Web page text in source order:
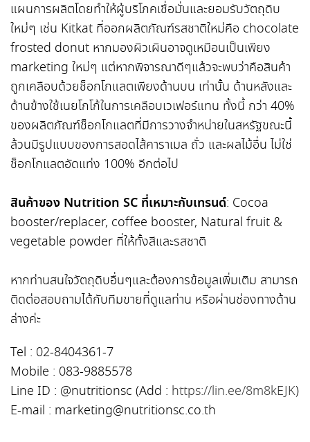
แผนการผลิตโดยทำให้ผู้บริโภคเชื่อมั่นและยอมรับวัตถุดิบ
ใหม่ๆ เช่น Kitkat ที่ออกผลิตภัณฑ์รสชาติใหม่คือ chocolate
frosted donut หากมองผิวเผินอาจดูเหมือนเป็นเพียง
marketing ใหม่ๆ แต่หากพิจารณาดีๆแล้วจะพบว่าคือสินค้า
ถูกเคลือบด้วยช็อกโกแลตเพียงด้านบน เท่านั้น ด้านหลังและ
ด้านข้างใช้เนยโกโก้ในการเคลือบเวเฟอร์แทน ทั้งนี้ กว่า 40%
ของผลิตภัณฑ์ช็อกโกแลตที่มีการวางจำหน่ายในสหรัฐขณะนี้
ล้วนมีรูปแบบของการสอดไส้คาราเมล ถั่ว และผลไม้อื่น ไม่ใช่
ช็อกโกแลตอัดแท่ง 100% อีกต่อไป
สินค้าของ Nutrition SC ที่เหมาะกับเทรนด์: Cocoa
booster/replacer, coffee booster, Natural fruit &
vegetable powder ที่ให้ทั้งสีและรสชาติ
หากท่านสนใจวัตถุดิบอื่นๆและต้องการข้อมูลเพิ่มเติม สามารถ
ติดต่อสอบถามได้กับทีมขายที่ดูแลท่าน หรือผ่านช่องทางด้าน
ล่างค่ะ
Tel : 02-8404361-7
Mobile : 083-9885578
Line ID : @nutritionsc (Add : https://lin.ee/8m8kEJK)
E-mail : marketing@nutritionsc.co.th